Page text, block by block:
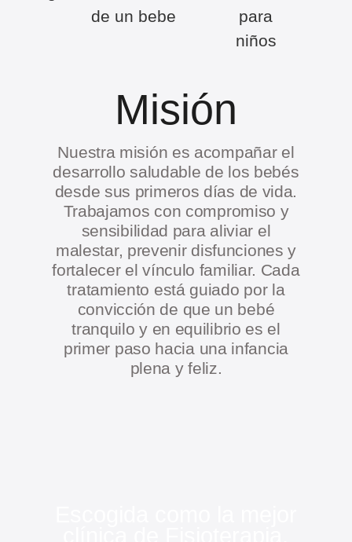
Misión
Nuestra misión es acompañar el
desarrollo saludable de los bebés
desde sus primeros días de vida.
Trabajamos con compromiso y
sensibilidad para aliviar el
malestar, prevenir disfunciones y
fortalecer el vínculo familiar. Cada
tratamiento está guiado por la
convicción de que un bebé
tranquilo y en equilibrio es el
primer paso hacia una infancia
plena y feliz.